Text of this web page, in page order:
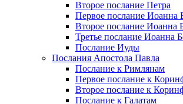
Второе послание Петра
Первое послание Иоанна
Второе послание Иоанна
Третье послание Иоанна
Послание Иуды
Послания Апостола Павла
Послание к Римлянам
Первое послание к
Второе послание к
Послание к Галатам